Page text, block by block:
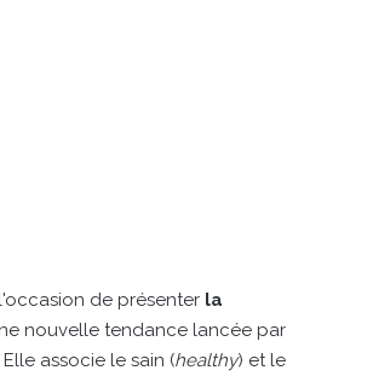
de présenter la
nouvelle tendance lancée par
associe le sain (healthy) et le